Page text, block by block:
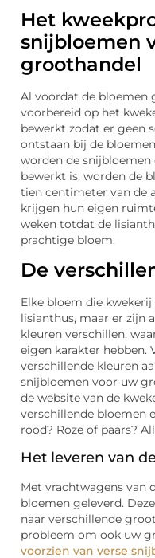
Het
snijbloemen
groothandel
Al voordat de bloemen
voorbereid op het
bewerkt zodat er geen
ontstaan bij de
worden de snijbloemen
bewerkt is, worden de
tien centimeter van de
krijgen hun eigen
weken totdat de
prachtige bloem.
De
Elke bloem die
lisianthus, maar er zijn
kleuren verschillen,
eigen karakter hebben.
verschillende kleuren
snijbloemen voor uw
de website van de
verschillende bloemen
rood? Roze of paars?
Het leveren van
Met vrachtwagens van
bloemen geleverd.
naar verschillende
probleem om ook uw
voorzien van verse